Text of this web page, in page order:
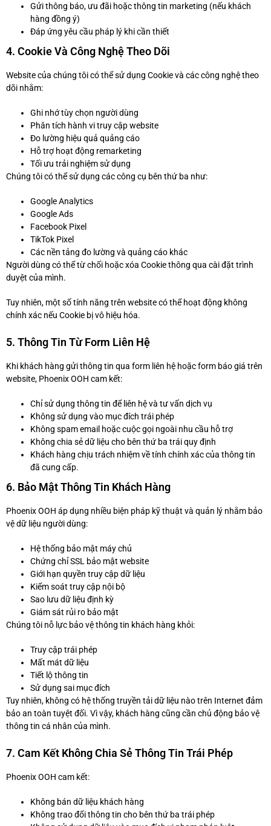
Gửi thông báo, ưu đãi hoặc thông tin marketing (nếu khách
hàng đồng ý)
Đáp ứng yêu cầu pháp lý khi cần thiết
4. Cookie Và Công Nghệ Theo Dõi
Website của chúng tôi có thể sử dụng Cookie và các công nghệ theo
dõi nhằm:
Ghi nhớ tùy chọn người dùng
Phân tích hành vi truy cập website
Đo lường hiệu quả quảng cáo
Hỗ trợ hoạt động remarketing
Tối ưu trải nghiệm sử dụng
Chúng tôi có thể sử dụng các công cụ bên thứ ba như:
Google Analytics
Google Ads
Facebook Pixel
TikTok Pixel
Các nền tảng đo lường và quảng cáo khác
Người dùng có thể từ chối hoặc xóa Cookie thông qua cài đặt trình
duyệt của mình.
Tuy nhiên, một số tính năng trên website có thể hoạt động không
chính xác nếu Cookie bị vô hiệu hóa.
5. Thông Tin Từ Form Liên Hệ
Khi khách hàng gửi thông tin qua form liên hệ hoặc form báo giá trên
website, Phoenix OOH cam kết:
Chỉ sử dụng thông tin để liên hệ và tư vấn dịch vụ
Không sử dụng vào mục đích trái phép
Không spam email hoặc cuộc gọi ngoài nhu cầu hỗ trợ
Không chia sẻ dữ liệu cho bên thứ ba trái quy định
Khách hàng chịu trách nhiệm về tính chính xác của thông tin
đã cung cấp.
6. Bảo Mật Thông Tin Khách Hàng
Phoenix OOH áp dụng nhiều biện pháp kỹ thuật và quản lý nhằm bảo
vệ dữ liệu người dùng:
Hệ thống bảo mật máy chủ
Chứng chỉ SSL bảo mật website
Giới hạn quyền truy cập dữ liệu
Kiểm soát truy cập nội bộ
Sao lưu dữ liệu định kỳ
Giám sát rủi ro bảo mật
Chúng tôi nỗ lực bảo vệ thông tin khách hàng khỏi:
Truy cập trái phép
Mất mát dữ liệu
Tiết lộ thông tin
Sử dụng sai mục đích
Tuy nhiên, không có hệ thống truyền tải dữ liệu nào trên Internet đảm
bảo an toàn tuyệt đối. Vì vậy, khách hàng cũng cần chủ động bảo vệ
thông tin cá nhân của mình.
7. Cam Kết Không Chia Sẻ Thông Tin Trái Phép
Phoenix OOH cam kết:
Không bán dữ liệu khách hàng
Không trao đổi thông tin cho bên thứ ba trái phép